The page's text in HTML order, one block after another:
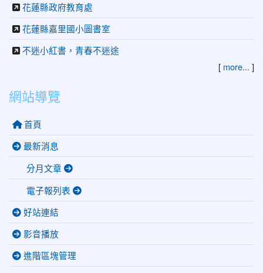
花蓮縣政府教育處
花蓮縣嘉里國小圖書室
不迷小紅書，青春不迷途
[ more... ]
網站導覽
首頁
最新消息
分月文章
電子報列表
好站連結
影音播放
進階區塊管理